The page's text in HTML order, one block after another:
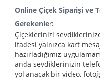
Online Çiçek Siparişi ve
Gerekenler:
Çiçeklerinizi
ifadesi yalnızca kart
hazırladığımız
anda sevdiklerinizin
yollanacak bir video,